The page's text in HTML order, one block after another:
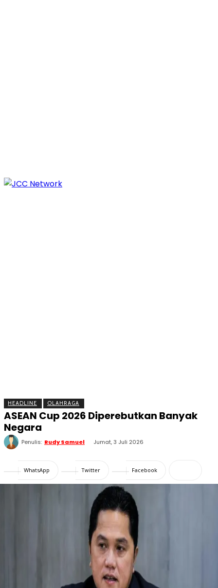
HEADLINE OLAHRAGA
ASEAN Cup 2026 Diperebutkan Banyak
Negara
Penulis: Rudy Samuel Jumat, 3 Juli 2026
WhatsApp Twitter Facebook